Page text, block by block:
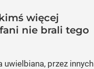
więcej
nie brali tego
uwielbiana, przez innych